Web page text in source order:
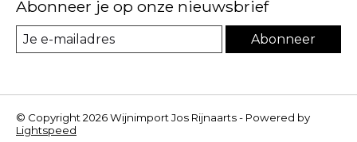
Abonneer je op onze nieuwsbrief
Abonneer
© Copyright 2026 Wijnimport Jos Rijnaarts - Powered by
Lightspeed